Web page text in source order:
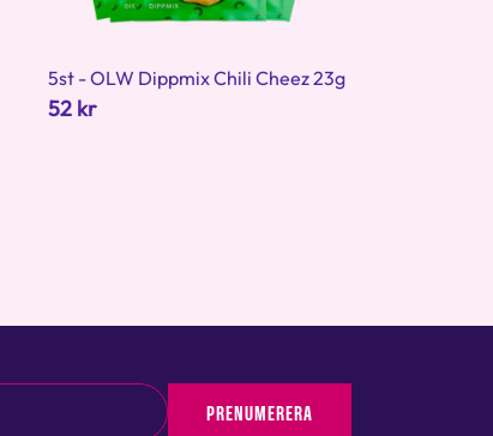
5st - OLW Dippmix Chili Cheez 23g
52 kr
PRENUMERERA